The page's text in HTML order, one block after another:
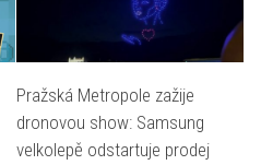
Pražská Metropole zažije
dronovou show: Samsung
velkolepě odstartuje prodej